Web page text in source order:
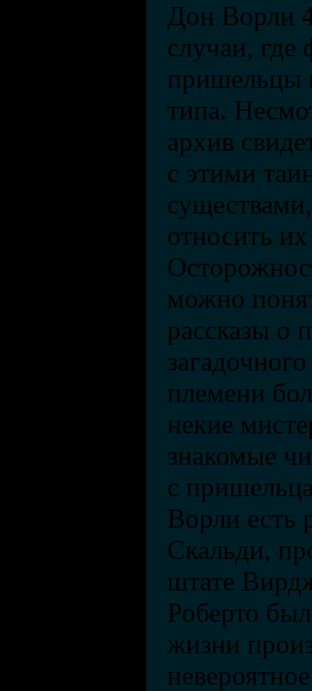
Дон Ворли
случаи,
пришельцы
типа.
архив
с этими
относить
можно
рассказы о
племени
некие
знакомые
с
Ворли есть
Скальди,
штате
Роберто
жизни